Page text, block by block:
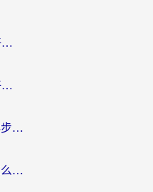
海外党必看：雷神手游VPN好用吗？和天速回国VPN对比哪个回国效果更好？附实用加速器选择指南
海外党必看：VPN哪个比较好用？3分钟找到适合你的回国加速方案
海外党必看：哪款vpn好用？3步选对回国加速器，无缝刷剧玩游戏
海外党必看：好用VPN App怎么选？3步教你无缝访问国内资源